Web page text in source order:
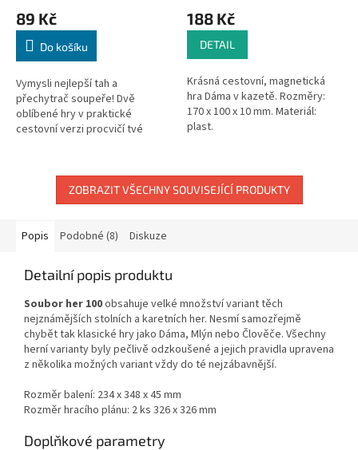
89 Kč
Do košíku
Vymysli nejlepší tah a
přechytrač soupeře! Dvě
oblíbené hry v praktické
cestovní verzi procvičí tvé
hrací plán v...
188 Kč
DETAIL
Krásná cestovní, magnetická
hra Dáma v kazetě. Rozměry:
170 x 100 x 10 mm. Materiál:
plast.
ZOBRAZIT VŠECHNY SOUVISEJÍCÍ PRODUKTY
Popis Podobné (8) Diskuze
Detailní popis produktu
Soubor her 100obsahuje velké množství variant těch
nejznámějších stolních a karetních her. Nesmí samozřejmě
chybět tak klasické hry jako Dáma, Mlýn nebo Člověče. Všechny
herní varianty byly pečlivě odzkoušené a jejich pravidla upravena
z několika možných variant vždy do té nejzábavnější.
Rozměr balení: 234 x 348 x 45 mm
Rozměr hracího plánu: 2 ks 326 x 326 mm
Doplňkové parametry